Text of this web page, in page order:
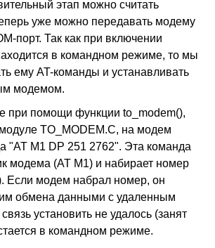
этап можно считать
уже можно передавать модему
порт. Так как при включении
в командном режиме, то мы
ему AT-команды и устанавливать
модемом.
при помощи функции to_modem(),
TO_MODEM.C, на модем
"AT M1 DP 251 2762". Эта команда
модема (AT M1) и набирает номер
Если модем набрал номер, он
обмена данными с удаленным
установить не удалось (занят
в командном режиме.